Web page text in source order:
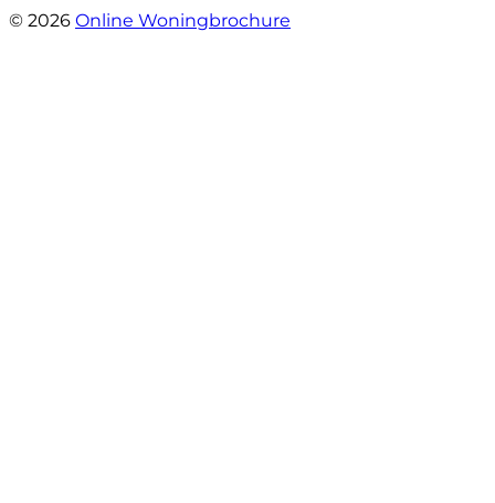
© 2026 Online Woningbrochure